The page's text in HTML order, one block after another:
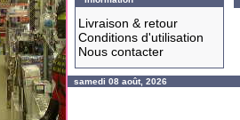
Livraison & retour
Conditions d'utilisation
Nous contacter
samedi 08 août, 2026